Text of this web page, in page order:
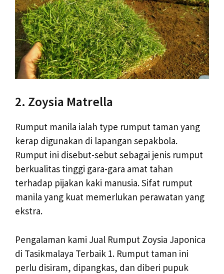
2. Zoysia Matrella
Rumput manila ialah type rumput taman yang
kerap digunakan di lapangan sepakbola.
Rumput ini disebut-sebut sebagai jenis rumput
berkualitas tinggi gara-gara amat tahan
terhadap pijakan kaki manusia. Sifat rumput
manila yang kuat memerlukan perawatan yang
ekstra.
Pengalaman kami Jual Rumput Zoysia Japonica
di Tasikmalaya Terbaik 1. Rumput taman ini
perlu disiram, dipangkas, dan diberi pupuk